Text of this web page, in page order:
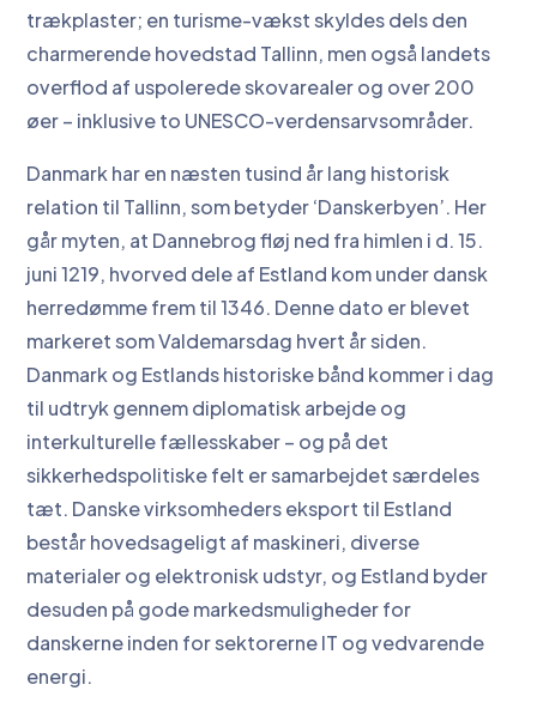
trækplaster; en turisme-vækst skyldes dels den
charmerende hovedstad Tallinn, men også landets
overflod af uspolerede skovarealer og over 200
øer – inklusive to UNESCO-verdensarvsområder.
Danmark har en næsten tusind år lang historisk
relation til Tallinn, som betyder ‘Danskerbyen’. Her
går myten, at Dannebrog fløj ned fra himlen i d. 15.
juni 1219, hvorved dele af Estland kom under dansk
herredømme frem til 1346. Denne dato er blevet
markeret som Valdemarsdag hvert år siden.
Danmark og Estlands historiske bånd kommer i dag
til udtryk gennem diplomatisk arbejde og
interkulturelle fællesskaber – og på det
sikkerhedspolitiske felt er samarbejdet særdeles
tæt. Danske virksomheders eksport til Estland
består hovedsageligt af maskineri, diverse
materialer og elektronisk udstyr, og Estland byder
desuden på gode markedsmuligheder for
danskerne inden for sektorerne IT og vedvarende
energi.